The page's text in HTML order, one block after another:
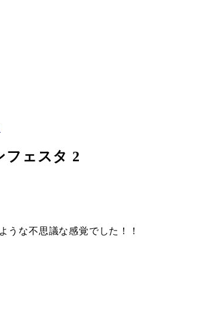
フェスタ 2
うな不思議な感覚でした！！